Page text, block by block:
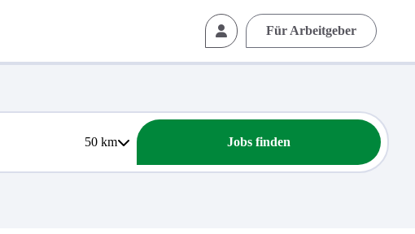
Für Arbeitgeber
50km Jobs finden